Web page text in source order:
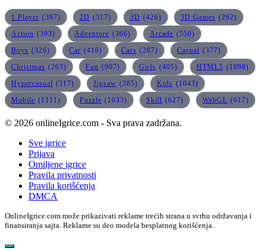
1 Player (387) 2D (317) 3D (426) 3D Games (262)
Action (393) Adventure (366) Arcade (550)
Boys (326) Car (416) Cars (287) Casual (377)
Christmas (263) Fun (907) Girls (405) HTML5 (1898)
Hypercasual (317) Jigsaw (385) Kids (1043)
Mobile (1111) Puzzle (1033) Skill (627) WebGL (617)
© 2026 onlineIgrice.com - Sva prava zadržana.
Sve igrice
Prijava
Omiljene igrice
Pravila privatnosti
Pravila korišćenja
DMCA
OnlineIgrice.com može prikazivati reklame trećih strana u svrhu održavanja i
finansiranja sajta. Reklame su deo modela besplatnog korišćenja.